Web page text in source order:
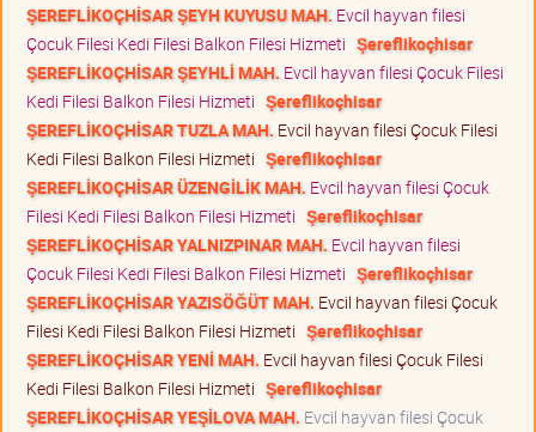
ŞEREFLİKOÇHİSAR ŞEYH KUYUSU MAH. Evcil hayvan filesi
Çocuk Filesi Kedi Filesi Balkon Filesi Hizmeti Şereflikoçhisar
ŞEREFLİKOÇHİSAR ŞEYHLİ MAH. Evcil hayvan filesi Çocuk Filesi
Kedi Filesi Balkon Filesi Hizmeti Şereflikoçhisar
ŞEREFLİKOÇHİSAR TUZLA MAH. Evcil hayvan filesi Çocuk Filesi
Kedi Filesi Balkon Filesi Hizmeti Şereflikoçhisar
ŞEREFLİKOÇHİSAR ÜZENGİLİK MAH. Evcil hayvan filesi Çocuk
Filesi Kedi Filesi Balkon Filesi Hizmeti Şereflikoçhisar
ŞEREFLİKOÇHİSAR YALNIZPINAR MAH. Evcil hayvan filesi
Çocuk Filesi Kedi Filesi Balkon Filesi Hizmeti Şereflikoçhisar
ŞEREFLİKOÇHİSAR YAZISÖĞÜT MAH. Evcil hayvan filesi Çocuk
Filesi Kedi Filesi Balkon Filesi Hizmeti Şereflikoçhisar
ŞEREFLİKOÇHİSAR YENİ MAH. Evcil hayvan filesi Çocuk Filesi
Kedi Filesi Balkon Filesi Hizmeti Şereflikoçhisar
ŞEREFLİKOÇHİSAR YEŞİLOVA MAH. Evcil hayvan filesi Çocuk